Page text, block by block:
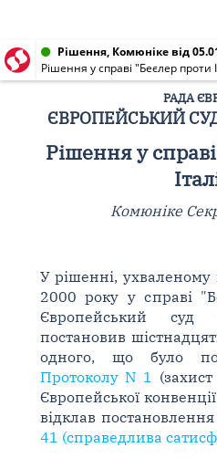
Рішення, Комюніке від
Рішення у справі "Беєлер проти
РАДА
ЄВРОПЕЙСЬКИЙ
Рішення у
Комюніке
У рішенні, ухваленому
2000 року у справі
Європейський
постановив
одного, що було
Протоколу N 1
Європейської
відклав
41 (справедлива